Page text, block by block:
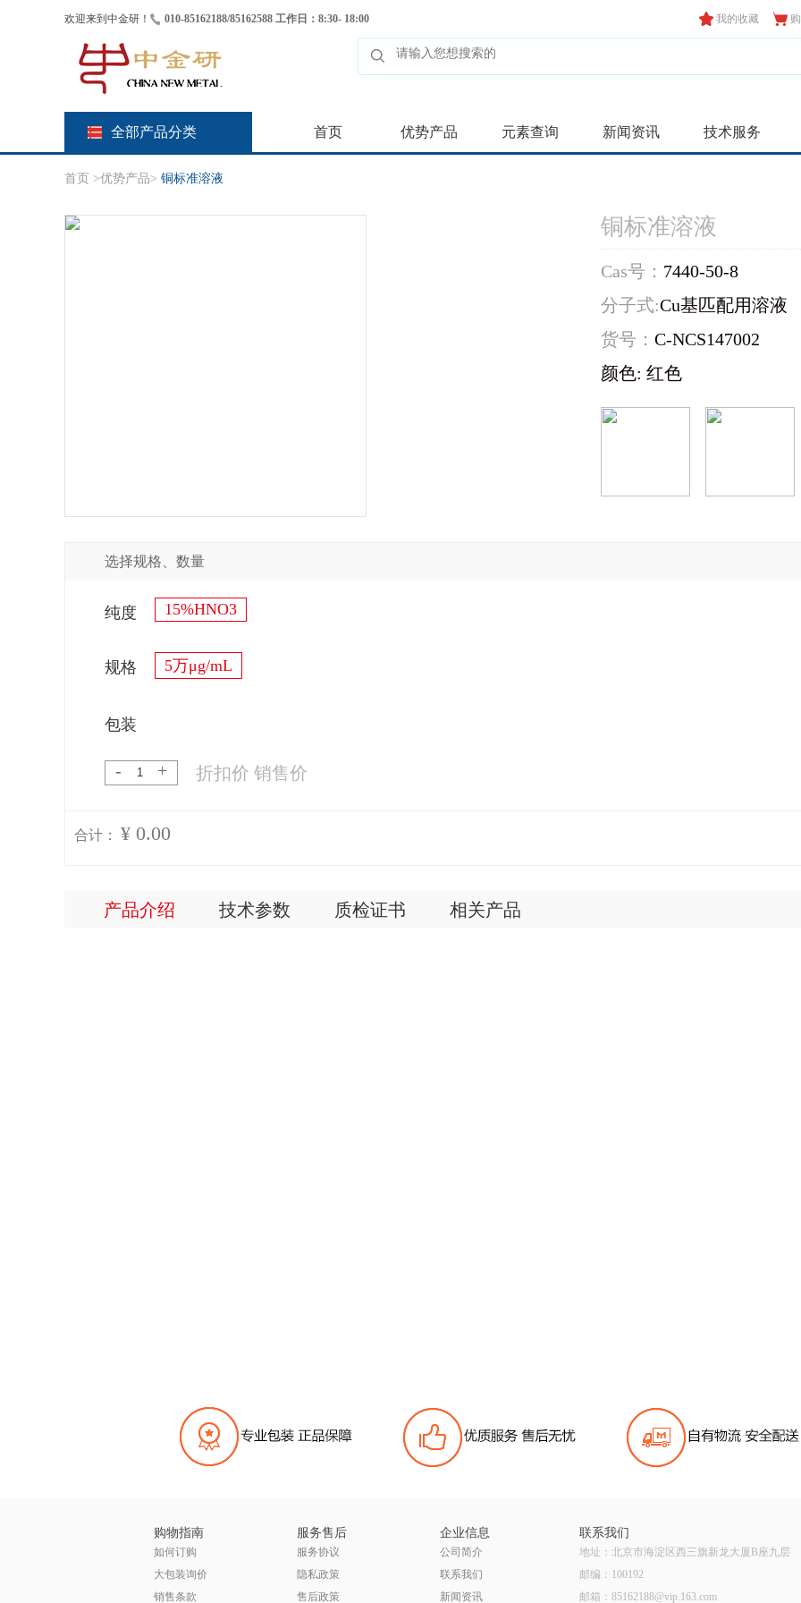
欢迎来到中金研！ 010-85162188/85162588 工作日：8:30- 18:00 我的收藏
全部产品分类 首页 优势产品 元素查询 新闻资讯 技术服务
首页 >优势产品> 铜标准溶液
铜标准溶液
Cas号： 7440-50-8
分子式:Cu基匹配用溶液
货号： C-NCS147002
颜色: 红色
选择规格、数量
纯度 15%HNO3
规格 5万μg/mL
包装
- + 折扣价 销售价
合计： ¥ 0.00
产品介绍 技术参数 质检证书 相关产品
购物指南
如何订购
大包装询价
销售条款
服务售后
服务协议
隐私政策
售后政策
企业信息
公司简介
联系我们
新闻资讯
联系我们
地址：北京市海淀区西三旗新龙大厦B座九层
邮编：100192
邮箱：85162188@vip.163.com